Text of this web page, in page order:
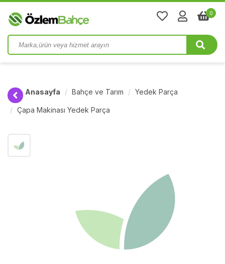
0
Anasayfa Bahçe ve Tarım Yedek Parça
Çapa Makinası Yedek Parça